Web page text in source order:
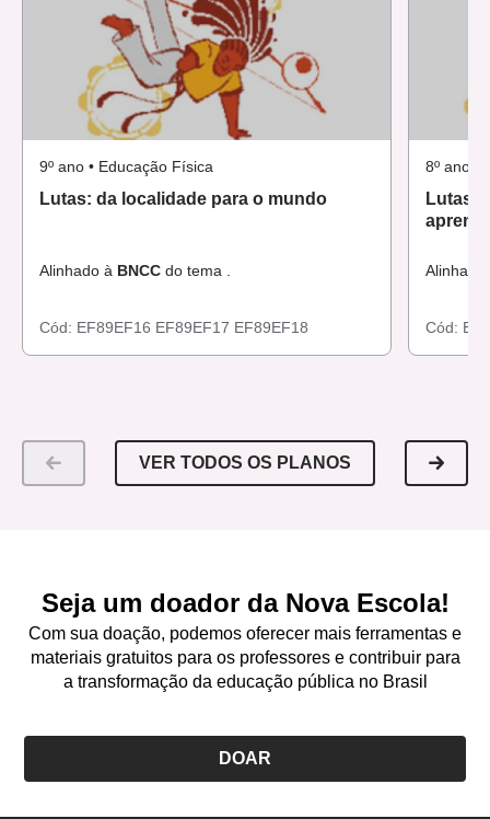
9º ano • Educação Física
Lutas: da localidade para o mundo
Alinhado à BNCC do tema .
Cód: EF89EF16 EF89EF17 EF89EF18
8º ano •
Lutas
Cód:
VER TODOS OS PLANOS
Seja um doador da Nova Escola!
Com sua doação, podemos oferecer mais ferramentas e
materiais gratuitos para os professores e contribuir para
a transformação da educação pública no Brasil
DOAR